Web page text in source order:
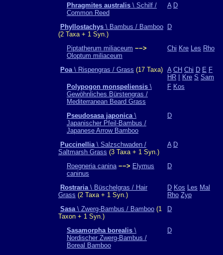
Phragmites australis \ Schilf /
Common Reed
A D
Phyllostachys \ Bambus / Bamboo
(2 Taxa + 1 Syn.)
D
Piptatherum miliaceum −−>
Oloptum miliaceum
Chi Kre Les Rho
Poa\ Rispengras / Grass (17 Taxa) A CH Chi D E F
HR
Kre S Sam
Polypogon monspeliensis \
Gewöhnliches Bürstengras /
Mediterranean Beard Grass
F Kos
Pseudosasa japonica\
Japanischer Pfeil-Bambus /
Japanese Arrow Bamboo
D
Puccinellia\ Salzschwaden /
Saltmarsh Grass (3 Taxa + 1 Syn.)
A D
Roegneria canina −−> Elymus
caninus
D
Rostraria\ Büschelgras / Hair
Grass (2 Taxa + 1 Syn.)
D Kos Les Mal
Rho Zyp
Sasa\ Zwerg-Bambus / Bamboo (1
Taxon + 1 Syn.)
D
Sasamorpha borealis \
Nordischer Zwerg-Bambus /
Boreal Bamboo
D